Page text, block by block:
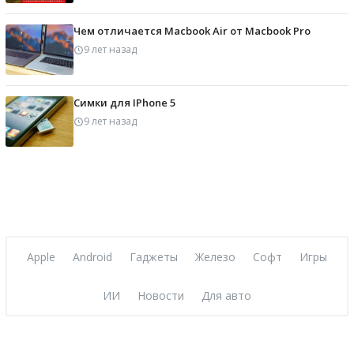
Чем отличается Macbook Air от Macbook Pro
9 лет назад
Симки для IPhone 5
9 лет назад
Apple Android Гаджеты Железо Софт Игры
ИИ Новости Для авто